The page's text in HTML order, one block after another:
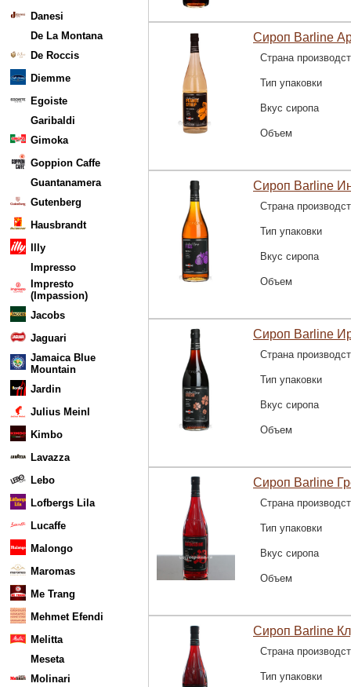
Danesi
De La Montana
De Roccis
Diemme
Egoiste
Garibaldi
Gimoka
Goppion Caffe
Guantanamera
Gutenberg
Hausbrandt
Illy
Impresso
Impresto
(Impassion)
Jacobs
Jaguari
Jamaica Blue
Mountain
Jardin
Julius Meinl
Kimbo
Lavazza
Lebo
Lofbergs Lila
Lucaffe
Malongo
Maromas
Me Trang
Mehmet Efendi
Melitta
Meseta
Molinari
Сироп Barline
Страна
Тип упаковки
Вкус сиропа
Объем
Сироп Barline
Страна
Тип упаковки
Вкус сиропа
Объем
Сироп Barline
Страна
Тип упаковки
Вкус сиропа
Объем
Сироп Barline
Страна
Тип упаковки
Вкус сиропа
Объем
Сироп Barline
Страна
Тип упаковки